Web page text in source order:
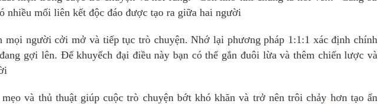
nhiều mối liên kết độc đáo được tạo ra giữa hai người
mọi người cởi mở và tiếp tục trò chuyện. Nhớ lại phương pháp 1:1:1 xác định chính
gợi lên. Để khuyếch đại điều này bạn có thể gắn đuôi lừa và thêm chiến lược và
và thủ thuật giúp cuộc trò chuyện bớt khó khăn và trở nên trôi chảy hơn tạo ấn